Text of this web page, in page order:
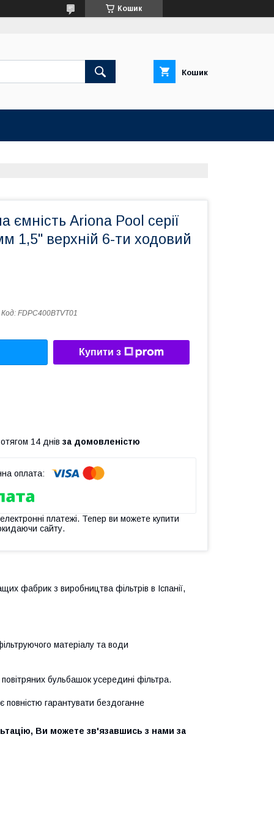
Кошик
Кошик
ємність Ariona Pool серії
1,5" верхній 6-ти ходовий
Код: FDPC400BTVT01
Купити з
14 днів за домовленістю
платежі. Тепер ви можете купити
сайту.
фабрик з виробництва фільтрів в Іспанії,
матеріалу та води
бульбашок усередині фільтра.
повністю гарантувати бездоганне
Ви можете зв'язавшись з нами за